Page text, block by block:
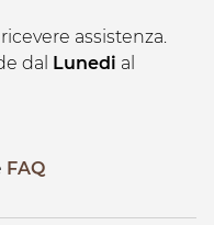
assistenza.
dal Lunedi al
FAQ